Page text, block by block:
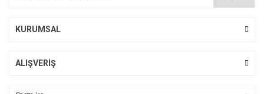
KURUMSAL
ALIŞVERİŞ